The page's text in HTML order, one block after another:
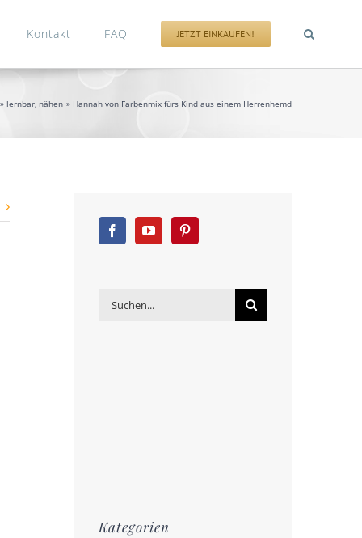
Kontakt FAQ JETZT EINKAUFEN!
lernbar nähen Hannah von Farbenmix fürs Kind aus einem Herrenhemd
Suche
Kategorien